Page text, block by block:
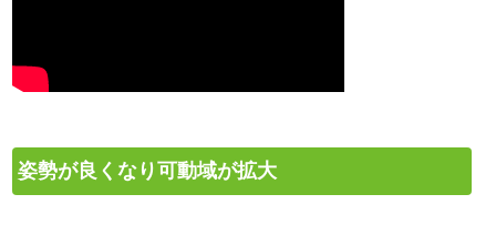
姿勢が良くなり可動域が拡大